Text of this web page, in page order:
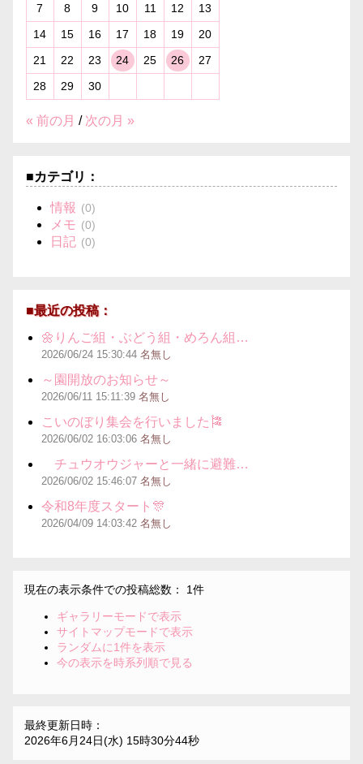
7
8 9 10 11 12
13
14
15 16 17 18 19
20
21
22 23 24 25 26
27
28
29 30
« 前の月 / 次の月 »
■カテゴリ：
情報 (0)
メモ (0)
日記 (0)
■最近の投稿：
🌼りんご組・ぶどう組・めろん組…
2026/06/24 15:30:44 名無し
～園開放のお知らせ～
2026/06/11 15:11:39 名無し
こいのぼり集会を行いました🎏
2026/06/02 16:03:06 名無し
チュウオウジャーと一緒に避難…
2026/06/02 15:46:07 名無し
令和8年度スタート🎊
2026/04/09 14:03:42 名無し
現在の表示条件での投稿総数： 1件
ギャラリーモードで表示
サイトマップモードで表示
ランダムに1件を表示
今の表示を時系列順で見る
最終更新日時：
2026年6月24日(水) 15時30分44秒